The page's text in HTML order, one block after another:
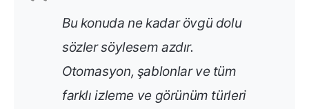
Bu konuda ne kadar övgü dolu
sözler söylesem azdır.
Otomasyon, şablonlar ve tüm
farklı izleme ve görünüm türleri